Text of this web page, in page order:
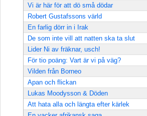
Vi är här för att dö små dödar
Robert Gustafssons värld
En farlig dörr in i Irak
De som inte vill att natten ska ta slut
Lider Ni av fräknar, usch!
För tio poäng: Vart är vi på väg?
Vilden från Borneo
Apan och flickan
Lukas Moodysson & Döden
Att hata alla och längta efter kärlek